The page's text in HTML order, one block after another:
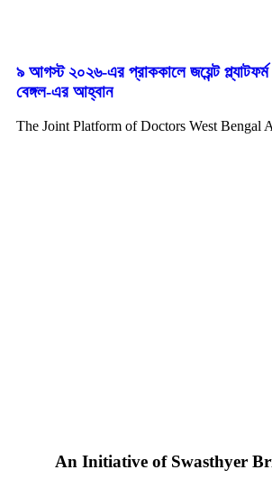
৯ আগস্ট ২০২৬-এর প্রাককালে জয়েন্ট
বেঙ্গল-এর আহ্বান
The Joint Platform of Doctors West Bengal
An Initiative of Swasthyer